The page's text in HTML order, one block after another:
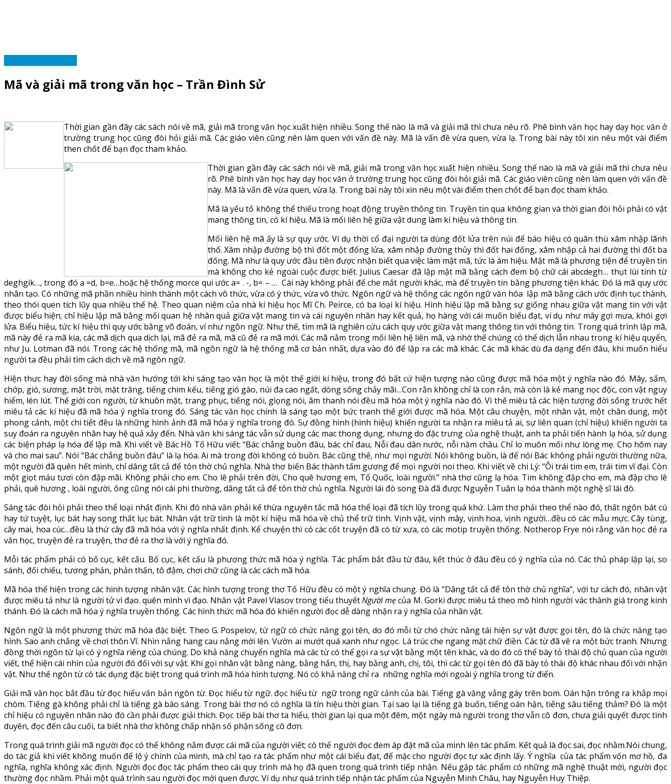
Mã và giải mã trong văn học – Trần Đình Sử
Thời gian gần đây các sách nói về mã, giải mã trong văn học xuất hiện nhiều. Song thế nào là mã và giải mã thì chưa nêu rõ. Phê bình văn học hay dạy học văn ở
trường trung học cũng đòi hỏi giải mã. Các giáo viên cũng nên làm quen với vấn đề này. Mã là vấn đề vừa quen, vừa lạ. Trong bài này tôi xin nêu một vài điểm
then chốt để bạn đọc tham khảo.
Thời gian gần đây các sách nói về mã, giải mã trong văn học xuất hiện nhiều. Song thế nào là mã và giải mã thì chưa nêu
rõ. Phê bình văn học hay dạy học văn ở trường trung học cũng đòi hỏi giải mã. Các giáo viên cũng nên làm quen với vấn đề
này. Mã là vấn đề vừa quen, vừa lạ. Trong bài này tôi xin nêu một vài điểm then chốt để bạn đọc tham khảo.
Mã là yếu tố không thể thiếu trong hoạt động truyền thông tin. Truyền tin qua không gian và thời gian đòi hỏi phải có vật
mang thông tin, có kí hiệu. Mã là mối liên hệ giữa vật dung làm kí hiệu và thông tin.
Mối liên hệ mã ấy là sự quy ước. Ví dụ thời cổ đại người ta dùng đốt lửa trên núi để báo hiệu có quân thù xâm nhập lãnh
thổ. Xâm nhập đường bộ thì đốt một đống lửa, xâm nhập đường thủy thì đốt hai đống, xâm nhập cả hai đường thì đốt ba
đống. Mã như là quy ước đầu tiên được nhận biết qua việc làm mật mã, tức là ám hiệu. Mật mã là phương tiện để truyền tin
mà không cho kẻ ngoài cuộc được biết. Julius Caesar đã lập mật mã bằng cách đem bộ chữ cái abcdegh… thụt lùi tính từ
deghgik…, trong đó a =d, b=e…hoặc hệ thống morce qui ước a= . -, b= – … Cái này không phải để che mắt người khác, mà để truyền tin bằng phương tiện khác. Đó là mã quy ước
nhân tạo. Có những mã phần nhiều hình thành một cách vô thức, vừa có ý thức, vừa vô thức. Ngôn ngữ và hệ thống các ngôn ngữ văn hóa lập mã bằng cách ước định tục thành,
theo thói quen tích lũy qua nhiều thế hệ. Theo quan niệm của nhà kí hiệu học Mĩ Ch. Peirce, có ba loại kí hiệu. Hình hiệu lập mã bằng sự giống nhau giữa vật mang tin với vật
được biểu hiện; chỉ hiệu lập mã bằng mối quan hệ nhân quả giữa vật mang tin và cái nguyên nhân hay kết quả, họ hàng với cái muốn biểu đạt, ví dụ như mây gợi mưa, khói gợi
lửa. Biểu hiệu, tức kí hiệu thì quy ước bằng võ đoán, ví như ngôn ngữ. Như thế, tìm mã là nghiên cứu cách quy ước giữa vật mang thông tin với thông tin. Trong quá trình lập mã,
mã này đẻ ra mã kia, các mã dịch qua dịch lại, mã đẻ ra mã, mã cũ đẻ ra mã mới. Các mã nằm trong mối liên hệ liên mã, và nhờ thế chúng có thể dịch lẫn nhau trong kí hiệu quyển,
như Ju. Lotman đã nói. Trong các hệ thống mã, mã ngôn ngữ là hệ thống mã cơ bản nhất, dựa vào đó để lập ra các mã khác. Các mã khác dù đa dạng đến đâu, khi muốn hiểu
người ta đều phải tìm cách dịch về mã ngôn ngữ.
Hiện thưc hay đời sống mà nhà văn hướng tới khi sáng tạo văn học là một thế giới kí hiệu, trong đó bất cứ hiện tượng nào cũng được mã hóa một ý nghĩa nào đó. Mây, sấm,
chớp, gió, sương, mặt trời, mặt trăng, tiếng chim kếu, tiếng gió gào, núi đa cao ngất, dòng sông chảy mãi…Con rắn không chỉ là con rắn, mà còn là kẻ mang nọc độc, con vật nguy
hiểm, lén lút. Thế giới con người, từ khuôn mặt, trang phục, tiếng nói, giọng nói, âm thanh nói đều mã hóa một ý nghĩa nào đó. Vì thế miêu tả các hiện tượng đời sống trước hết
miêu tả các kí hiệu đã mã hóa ý nghĩa trong đó. Sáng tác văn học chính là sáng tạo một bức tranh thế giới được mã hóa. Một câu chuyện, một nhân vật, một chân dung, một
phong cảnh, một chi tiết đều là những hình ảnh đã mã hóa ý nghĩa trong đó. Sự đồng hình (hình hiệu) khiến người ta nhận ra miêu tả ai, sự liên quan (chỉ hiệu) khiến người ta
suy đoán ra nguyên nhân hay hệ quả xảy đến. Nhà văn khi sáng tác vẫn sử dụng các mac thong dụng, nhưng do đặc trưng của nghệ thuật, anh ta phải tiến hành lạ hóa, sử dụng
các biện pháp lạ hóa để lập mã. Khi viết về Bác Hồ Tố Hữu viết: “Bác chẳng buồn đâu, bác chỉ đau, Nỗi đau dân nước, nỗi năm châu. Chỉ lo muôn mối như lòng mẹ. Cho hôm nay
và cho mai sau”. Nói “Bác chẳng buồn đâu” là lạ hóa. Ai mà trong đời không có buồn. Bác cũng thế, như mọi người. Nói không buồn, là để nói Bác không phải người thường nữa,
một người đã quên hết mình, chỉ dâng tất cả để tôn thờ chủ nghĩa. Nhà thơ biến Bác thành tấm gương để mọi người noi theo. Khi viết về chi Lý: “Ôi trái tim em, trái tim vĩ đại. Còn
một giọt máu tươi còn đập mãi. Không phải cho em. Cho lẽ phải trên đời, Cho quê hương em, Tổ Quốc, loài người.” nhà thơ cũng lạ hóa. Tim không đập cho em, mà đập cho lẽ
phải, quê hương , loài người, ông cũng nói cái phi thường, dâng tất cả để tôn thờ chủ nghĩa. Người lái đò song Đà đã được Nguyễn Tuân lạ hóa thành một nghệ sĩ lái đò.
Sáng tác đòi hỏi phải theo thể loại nhất định. Khi đó nhà văn phải kế thừa nguyên tắc mã hóa thể loại đã tích lũy trong quá khứ. Làm thơ phải theo thể nào đó, thất ngôn bát cú
hay tứ tuyệt, lục bát hay song thất lục bát. Nhân vật trữ tình là một kí hiệu mã hóa về chủ thể trữ tình. Vịnh vật, vịnh mây, vịnh hoa, vịnh người…đều có các mẫu mực. Cây tùng,
cây mai, hoa cúc…đều là thứ cây đã mã hóa với ý nghĩa nhất định. Kể chuyện thì có các cốt truyện đã có từ xưa, có các motip truyền thống. Notherop Frye nói rằng văn học đẻ ra
văn học, truyện đẻ ra truyện, thơ đẻ ra thơ là với ý nghĩa đó.
Mỗi tác phẩm phải có bố cục, kết cấu. Bố cục, kết cấu là phương thức mã hóa ý nghĩa. Tác phẩm bắt đầu từ đâu, kết thúc ở đâu đều có ý nghĩa của nó. Các thủ pháp lặp lại, so
sánh, đối chiếu, tương phản, phản thấn, tô đậm, chơi chữ cũng là các cách mã hóa.
Mã hóa thể hiện trong các hình tượng nhân vật. Các hình tượng trong thơ Tố Hữu đều có một ý nghĩa chung. Đó là “Dâng tất cả để tôn thờ chủ nghĩa”, với tư cách đó, nhân vật
được miêu tả như là người tử vì đạo. quên mình vì đạo. Nhân vật Pavel Vlasov trong tiểu thuyếtNgười mẹcủa M. Gorki được miêu tả theo mô hình người vác thành giá trong kinh
thánh. Đó là cách mã hóa ý nghĩa truyền thống. Các hình thức mã hóa đó khiến người đọc dễ dàng nhận ra ý nghĩa của nhân vật.
Ngôn ngữ là một phương thức mã hóa đặc biệt. Theo G. Pospelov, từ ngữ có chức năng gọi tên, do đó mỗi từ chó chức năng tái hiện sự vật được gọi tên, đó là chức năng tạo
hình. Sao anh chẳng về chơi thôn Vĩ. Nhìn nắng hang cau nắng mới lên. Vườn ai mướt quá xanh như ngọc. Lá trúc che ngang mặt chữ điền. Các từ đã vẽ ra một bức tranh. Nhưng
đồng thời ngôn từ lại có ý nghĩa riêng của chúng. Do khả năng chuyển nghĩa mà các từ có thể gọi ra sự vật bằng một tên khác, và do đó có thể bày tỏ thái độ chủ quan của người
viết, thể hiện cái nhìn của người đó đối với sự vật. Khi gọi nhân vật bằng nàng, bằng hắn, thị, hay bằng anh, chị, tôi, thì các từ gọi tên đó đã bày tỏ thái độ khác nhau đối với nhận
vật. Như thế ngôn từ có tác dụng đặc biệt trong quá trình mã hóa hình tượng. Nó có khả năng chỉ ra những nghĩa mới ngoài ý nghĩa trong từ điển.
Giải mã văn học bắt đầu từ đọc hiểu văn bản ngôn từ. Đọc hiểu từ ngữ. đọc hiểu từ ngữ trong ngữ cảnh của bài. Tiếng gà văng vẳng gáy trên bom. Oán hận trông ra khắp mọi
chòm. Tiếng gà không phải chỉ là tiếng gà báo sáng. Trong bài thơ nó có nghĩa là tín hiệu thời gian. Tại sao lại là tiếng gà buốn, tiếng oán hận, tiếng sâu tiếng thảm? Đó là một
chỉ hiệu có nguyên nhân nào đó cần phải được giải thích. Đọc tiếp bài thơ ta hiểu, thời gian lại qua một đêm, một ngày mà người trong thơ vẫn cô đơn, chưa giải quyết được tình
duyên, đọc đến câu cuối, ta biết nhà thơ không chấp nhận số phận sống cô đơn.
Trong quá trình giải mã người đọc có thể không nắm được cái mã của người viết; có thể người đọc đem áp đặt mã của mình lên tác phẩm. Kết quả là đọc sai, đọc nhầm.Nói chung,
do tác giả khi viết không muốn để lộ ý chính của mình, mà chỉ tạo ra tác phẩm như một cái biểu đạt, để mặc cho người đọc tự xác định lấy. Ý nghĩa của tác phẩm vốn mơ hồ, đa
nghĩa, nghĩa không xác định. Người đọc đọc tác phẩm theo cái quy trình mà họ đã quen trong quá trình tiếp nhận. Nếu gặp tác phẩm có những mã nghệ thuật mới, người đọc
thường đọc nhầm. Phải một quá trình sau người đọc mới quen được. Ví dụ như quá trình tiếp nhận tác phẩm của Nguyễn Minh Châu, hay Nguyễn Huy Thiệp.